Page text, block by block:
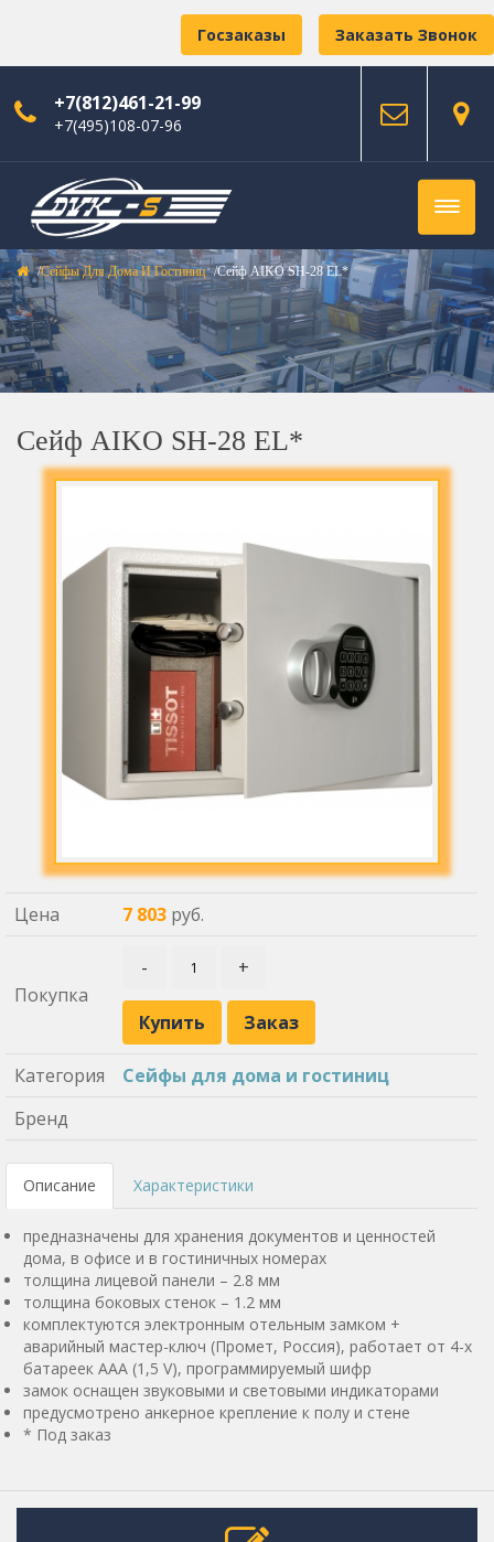
Заказать Звонок
Госзаказы
+7(812)461-21-99
+7(495)108-07-96
Сейфы Для Дома И Гостиниц Сейф AIKO SH-28 EL*
Сейф AIKO SH-28 EL*
Цена 7 803 руб.
Покупка
- +
Купить Заказ
Категория
Сейфы для дома и гостиниц
Бренд
Описание Характеристики
предназначены для хранения документов и ценностей
дома, в офисе и в гостиничных номерах
толщина лицевой панели – 2.8 мм
толщина боковых стенок – 1.2 мм
комплектуются электронным отельным замком +
аварийный мастер-ключ (Промет, Россия), работает от 4-х
батареек ААA (1,5 V), программируемый шифр
замок оснащен звуковыми и световыми индикаторами
предусмотрено анкерное крепление к полу и стене
* Под заказ